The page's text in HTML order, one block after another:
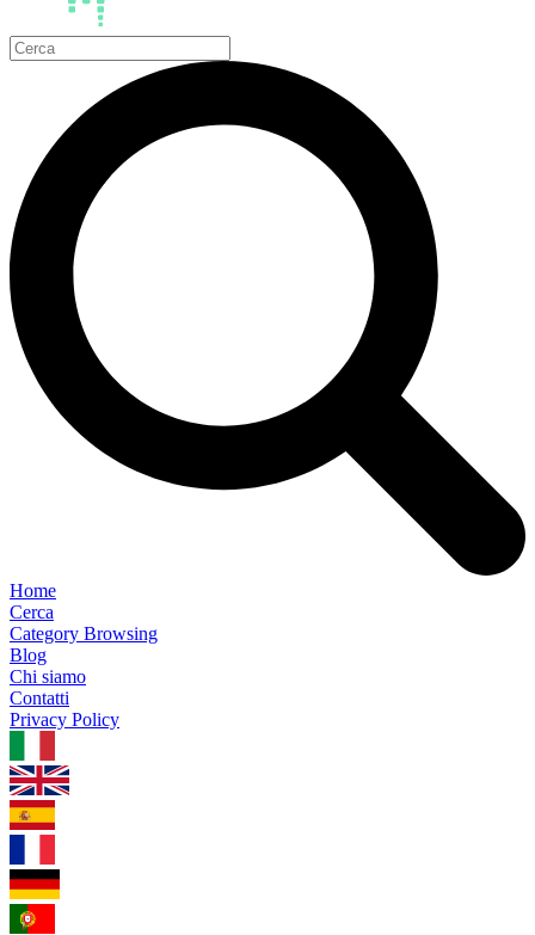
Home
Cerca
Category Browsing
Blog
Chi siamo
Contatti
Privacy Policy